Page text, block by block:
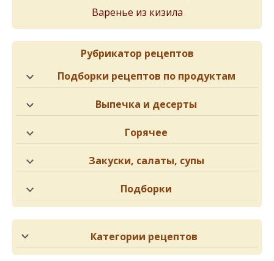
Варенье из кизила
Рубрикатор рецептов
Подборки рецептов по продуктам
Выпечка и десерты
Горячее
Закуски, салаты, супы
Подборки
Категории рецептов